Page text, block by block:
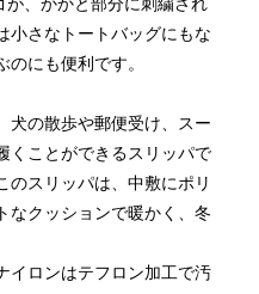
、かかと部分に刺繍され
小さなトートバッグにもな
のにも便利です。
犬の散歩や郵便受け、スー
くことができるスリッパで
のスリッパは、中敷にポリ
なクッションで暖かく、冬
イロンはテフロン加工で汚